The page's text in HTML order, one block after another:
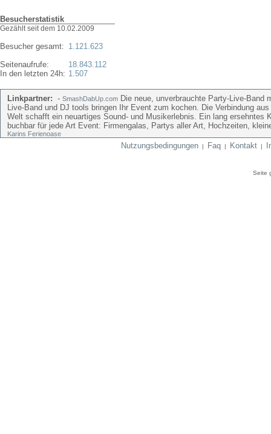
Besucherstatistik
Gezählt seit dem 10.02.2009
Besucher gesamt:
Seitenaufrufe:
In den letzten 24h:
1.121.623
18.843.112
1.507
Linkpartner: - SmashDabUp.com Die neue, unverbrauchte Party-Live-Band
Live-Band und DJ tools bringen Ihr Event zum kochen. Die Verbindung
Welt schafft ein neuartiges Sound- und Musikerlebnis. Ein lang
buchbar für jede Art Event: Firmengalas, Partys aller Art, Hochzeiten,
Karins Ferienoase
Nutzungsbedingungen | Faq | Kontakt |
Seite